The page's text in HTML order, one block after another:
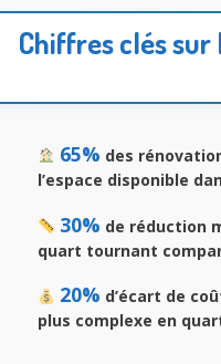
Chiffres clés
65% des
l’espace disponible
30% de réduction
quart tournant
20% d’écart de
plus complexe en